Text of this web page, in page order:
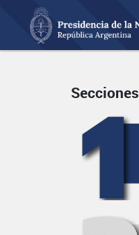
Secciones